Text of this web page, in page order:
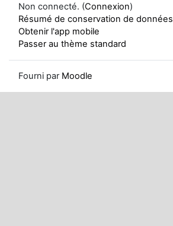
Non connecté. (Connexion)
Résumé de conservation de données
Obtenir l'app mobile
Passer au thème standard
Fourni par Moodle